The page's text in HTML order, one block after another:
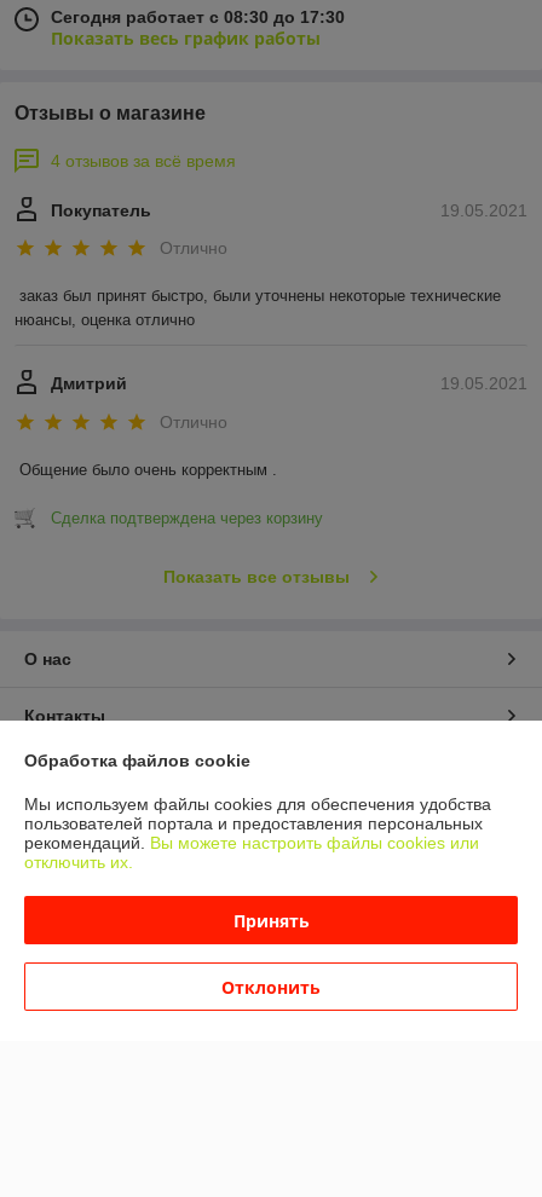
Сегодня работает с 08:30 до 17:30
Показать весь график работы
Отзывы о магазине
4 отзывов за всё время
19.05.2021
Покупатель
Отлично
заказ был принят быстро, были уточнены некоторые технические
нюансы, оценка отлично
19.05.2021
Дмитрий
Отлично
Общение было очень корректным .
Сделка подтверждена через корзину
Показать все отзывы
О нас
Контакты
Доставка и оплата
График работы
Политика обработки cookies
Сайт создан на платформе Deal.by
Обработка файлов cookie
Мы используем файлы cookies для обеспечения удобства
пользователей портала и предоставления персональных
рекомендаций. Вы можете настроить файлы cookies или
отключить их.
Принять
Отклонить